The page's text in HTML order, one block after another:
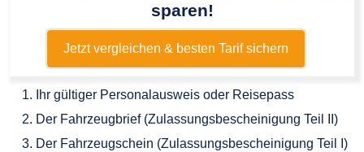
sparen!
Jetzt vergleichen & besten Tarif sichern
Ihr gültiger Personalausweis oder Reisepass
Der Fahrzeugbrief (Zulassungsbescheinigung Teil II)
Der Fahrzeugschein (Zulassungsbescheinigung Teil I)